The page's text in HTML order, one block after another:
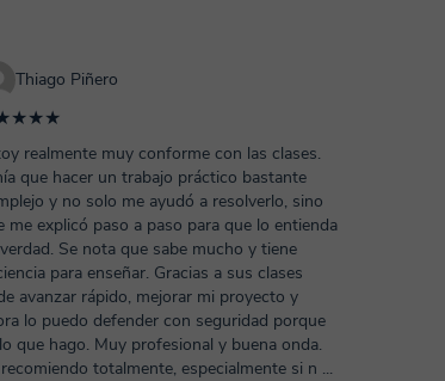
Thiago Piñero
realmente muy conforme con las clases.
que hacer un trabajo práctico bastante
y no solo me ayudó a resolverlo, sino
me explicó paso a paso para que lo entienda
Se nota que sabe mucho y tiene
para enseñar. Gracias a sus clases
avanzar rápido, mejorar mi proyecto y
lo puedo defender con seguridad porque
que hago. Muy profesional y buena onda.
totalmente, especialmente si n ...